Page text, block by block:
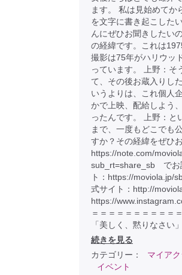
ます。 私は見始めてか
を文字に書き起こした
んにぜひお聞きしたい
の経緯です。これは
撮影は75年がハリウッ
っています。 上野：そ
て、その後お蔵入りし
いうよりは、これ個人
かで上映、配給しよう
ったんです。 上野：と
まで、一度もどこでも
すか？その経緯をぜひ
https://note.com/
sub_rt=share_sb でお
ト：https://moviola.jp/
式サイト：http://
https://
＝＝＝＝＝＝＝＝＝＝
「美しく、黙りなさい
続きを見る
カテゴリー：
マイア
イベント